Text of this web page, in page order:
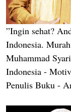
”Ingin sehat?
Indonesia.
Muhammad
Indonesia -
Penulis Buku -